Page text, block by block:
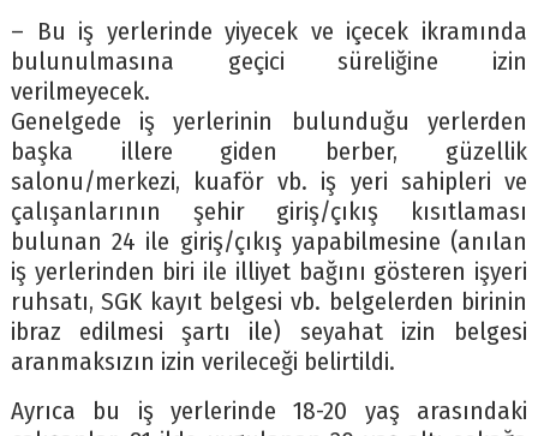
– Bu iş yerlerinde yiyecek ve içecek ikramında
bulunulmasına geçici süreliğine izin
verilmeyecek.
Genelgede iş yerlerinin bulunduğu yerlerden
başka illere giden berber, güzellik
salonu/merkezi, kuaför vb. iş yeri sahipleri ve
çalışanlarının şehir giriş/çıkış kısıtlaması
bulunan 24 ile giriş/çıkış yapabilmesine (anılan
iş yerlerinden biri ile illiyet bağını gösteren işyeri
ruhsatı, SGK kayıt belgesi vb. belgelerden birinin
ibraz edilmesi şartı ile) seyahat izin belgesi
aranmaksızın izin verileceği belirtildi.
Ayrıca bu iş yerlerinde 18-20 yaş arasındaki